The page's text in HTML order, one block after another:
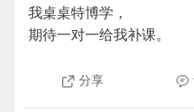
我桌桌特博学，
期待一对一给我补课。
分享